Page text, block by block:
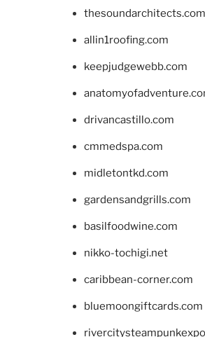
thesoundarchitects.com
allin1roofing.com
keepjudgewebb.com
drivancastillo.com
cmmedspa.com
midletontkd.com
gardensandgrills.com
basilfoodwine.com
nikko-tochigi.net
caribbean-corner.com
bluemoongiftcards.com